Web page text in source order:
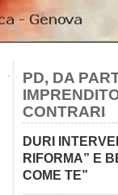
PD, DA
CONTRARI
DURI
RIFORMA” E
COME TE”